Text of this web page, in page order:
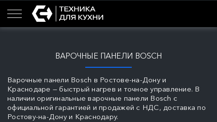
ВАРОЧНЫЕ ПАНЕЛИ BOSCH
Варочные панели Bosch в Ростове-на-Дону и
Краснодаре — быстрый нагрев и точное управление. В
наличии оригинальные варочные панели Bosch с
официальной гарантией и продажей с НДС, доставка по
Ростову-на-Дону и Краснодару.